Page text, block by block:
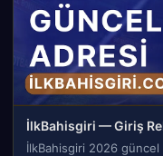
İlkBahisgiri — Giriş
İlkBahisgiri 2026